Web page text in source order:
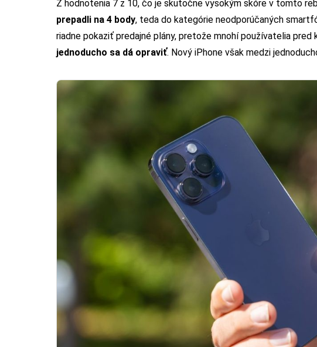
Z hodnotenia 7 z 10, čo je skutočne vysokým skóre v tomto
prepadli na 4 body, teda do kategórie neodporúčaných
riadne pokaziť predajné plány, pretože mnohí používatelia pred
jednoducho sa dá opraviť. Nový iPhone však medzi